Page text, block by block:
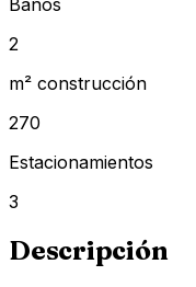
Baños
2
m² construcción
270
Estacionamientos
3
Descripción